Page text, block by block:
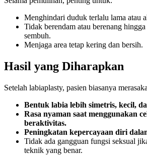
Menghindari duduk terlalu lama atau
Tidak berendam atau berenang
sembuh.
Menjaga area tetap kering dan bersih.
Hasil yang Diharapkan
Setelah labiaplasty, pasien biasanya
Bentuk labia lebih simetris, kecil,
Rasa nyaman saat menggunakan
beraktivitas.
Peningkatan kepercayaan diri
Tidak ada gangguan fungsi seksual
teknik yang benar.